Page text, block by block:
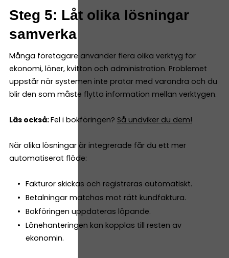
Steg 5: Låt olika lösningar
samverka
Många företagare använder flera olika verktyg för
ekonomi, löner, kvitton och administration. Problemet
uppstår när systemen inte pratar med varandra och du
blir den som måste flytta information mellan verktygen.
Läs också:Fel i bokföringen? Så undviker du dem!
När olika lösningar är integrerade får du ett mer
automatiserat flöde:
Fakturor skickas och registreras automatiskt.
Betalningar matchas mot rätt kundfaktura.
Bokföringen uppdateras löpande.
Lönehanteringen kan kopplas till resten av
ekonomin.